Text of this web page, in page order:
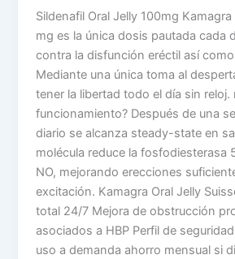
Sildenafil Oral Jelly 100mg
mg es la única dosis pautada cada
contra la disfunción eréctil así como
Mediante una única toma al
tener la libertad todo el día sin reloj.
funcionamiento? Después de una
diario se alcanza steady-state en
molécula reduce la fosfodiesterasa
NO, mejorando erecciones
excitación. Kamagra Oral Jelly
total 24/7 Mejora de obstrucción
asociados a HBP Perfil de
uso a demanda ahorro mensual si